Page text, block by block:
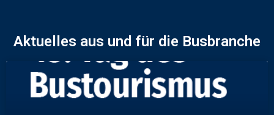
Aktuelles aus und für die Busbranche